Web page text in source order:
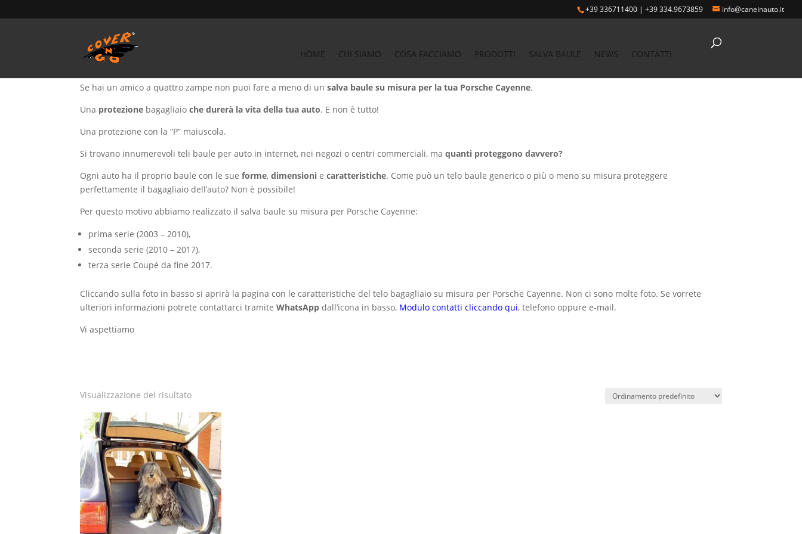
+39 336711400 | +39 334.9673859 info@caneinauto.it
HOME CHI SIAMO COSA FACCIAMO PRODOTTI SALVA BAULE NEWS CONTATTI
Home/SALVA BAULE - Vasca Telo Copribaule Auto
Salva baule Porsche CAYENNE
Se hai un amico a quattro zampe non puoi fare a meno di unsalva baule su misura per la tua Porsche Cayenne.
Una protezione bagagliaioche durerà la vita della tua auto. E non è tutto!
Una protezione con la “P” maiuscola.
Si trovano innumerevoli teli baule per auto in internet, nei negozi o centri commerciali, maquanti proteggono davvero?
Ogni auto ha il proprio baule con le sueforme,dimensioni ecaratteristiche. Come può un telo baule generico o più o meno su misura proteggere
perfettamente il bagagliaio dell’auto? Non è possibile!
Per questo motivo abbiamo realizzato il salva baule su misura per Porsche Cayenne:
prima serie (2003 – 2010),
seconda serie (2010 – 2017),
terza serie Coupé da fine 2017.
Cliccando sulla foto in basso si aprirà la pagina con le caratteristiche del telo bagagliaio su misura per Porsche Cayenne. Non ci sono molte foto. Se vorrete
ulteriori informazioni potrete contattarci tramiteWhatsApp dall’icona in basso, Modulo contatti cliccando qui, telefono oppure e-mail.
Vi aspettiamo
Visualizzazione del risultato